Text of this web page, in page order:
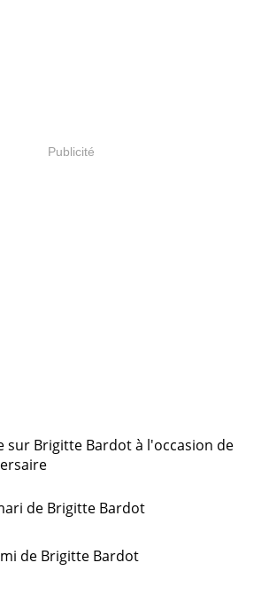
Publicité
sur Brigitte Bardot à l'occasion de
de Brigitte Bardot
de Brigitte Bardot